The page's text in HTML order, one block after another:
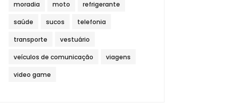
moradia moto refrigerante
saúde sucos telefonia
transporte vestuário
veículos de comunicação viagens
video game